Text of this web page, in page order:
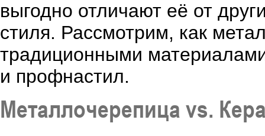
выгодно отличают её от
стиля. Рассмотрим, как
традиционными
и профнастил.
Металлочерепица vs.